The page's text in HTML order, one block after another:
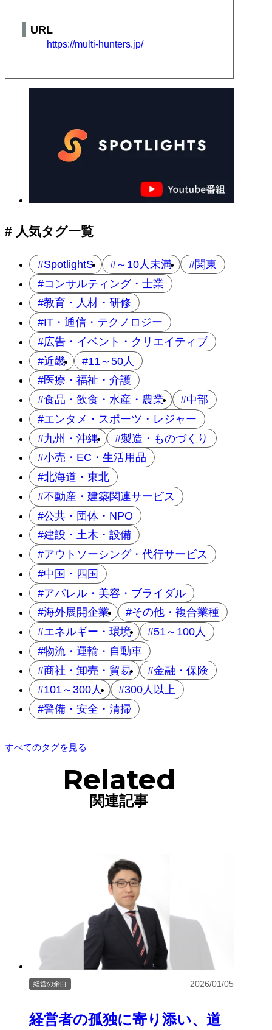
URL
https://multi-hunters.jp/
# 人気タグ一覧
SpotlightS ～10人未満
関東
コンサルティング・士業
教育・人材・研修
IT・通信・テクノロジー
広告・イベント・クリエイティブ
近畿
11～50人
医療・福祉・介護
食品・飲食・水産・農業
中部
エンタメ・スポーツ・レジャー
九州・沖縄
製造・ものづくり
小売・EC・生活用品
北海道・東北
不動産・建築関連サービス
公共・団体・NPO
建設・土木・設備
アウトソーシング・代行サービス
中国・四国
アパレル・美容・ブライダル
海外展開企業
その他・複合業種
エネルギー・環境
51～100人
物流・運輸・自動車
商社・卸売・貿易
金融・保険
101～300人
300人以上
警備・安全・清掃
すべてのタグを見る
Related
関連記事
経営者の孤独に寄り添い、道
経営の余白 2026/01/05